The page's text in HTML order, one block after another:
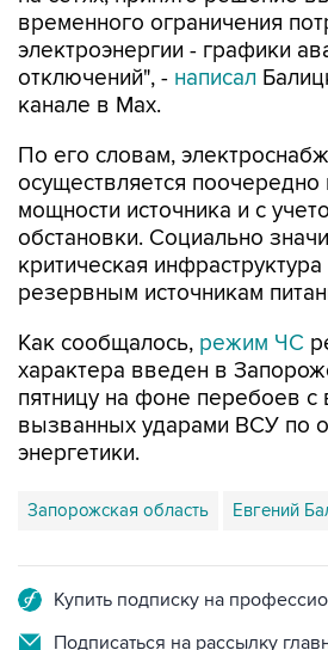
отключений", -написал
канале в Max.
По его словам,
мощности источника и с
обстановки. Социально
критическая
резервным источникам
Как сообщалось,режим ЧС
пятницу на фоне перебоев с
вызванных ударами ВСУ по
энергетики.
Запорожская область
Подписаться на рассылку
Получать оперативные